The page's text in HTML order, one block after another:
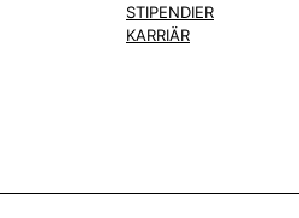
STIPENDIER
KARRIÄR